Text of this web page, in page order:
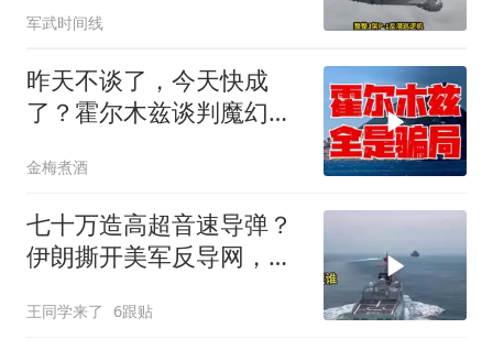
军武时间线
昨天不谈了，今天快成
了？霍尔木兹谈判魔幻反
金梅煮酒
七十万造高超音速导弹？
伊朗撕开美军反导网，炸
王同学来了 6跟贴